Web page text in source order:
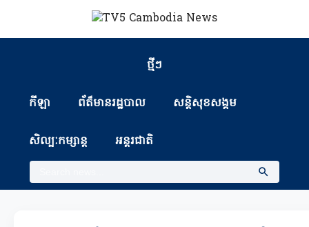
ថ្មីៗ
កីឡា ព័ត៏មានរដ្ឋបាល សន្តិសុខសង្គម
សិល្បៈកម្សាន្ត អន្តរជាតិ